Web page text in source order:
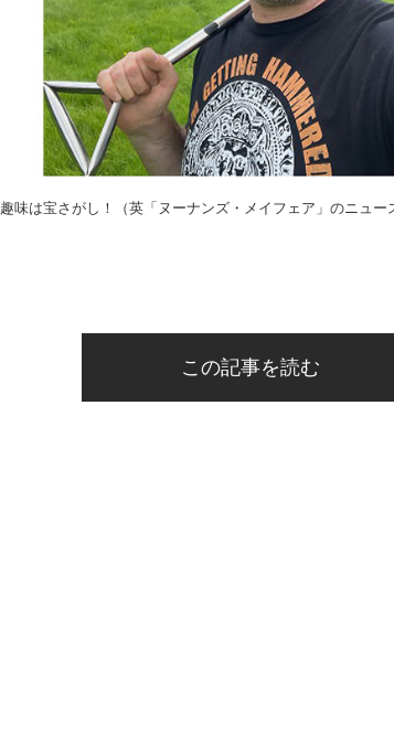
趣味は宝さがし！（英「ヌーナンズ・メイフェア」のニュー
この記事を読む